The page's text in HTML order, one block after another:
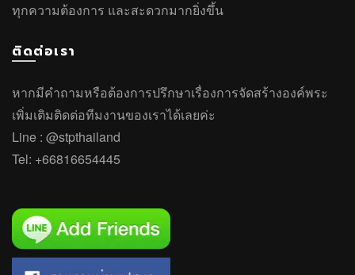
ทุกความต้องการ และสะดวกมากยิ่งขึ้น
ติดต่อเรา
หากมีคำถามหรือต้องการปรึกษาเรื่องการจัดสร้างองค์พระ
เพิ่มเติมติดต่อทีมงานของเราได้เลยค่ะ
Line : @stpthailand
Tel: +66816654445